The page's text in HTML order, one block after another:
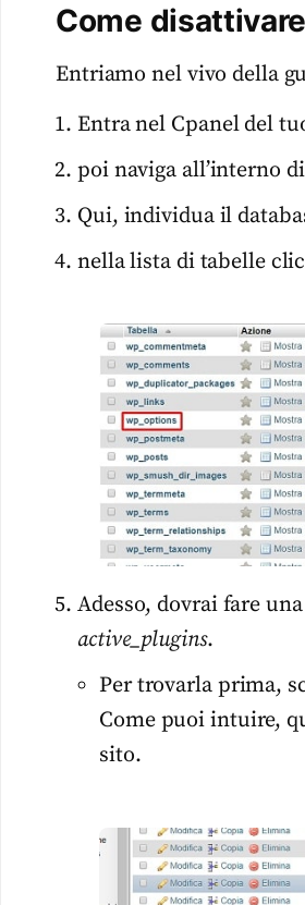
Come
Entriamo nel vivo della
Entra nel Cpanel del
poi naviga all’interno di
Qui, individua il
nella lista di tabelle
Adesso, dovrai fare
active_plugins.
Per trovarla prima,
Come puoi intuire,
sito.